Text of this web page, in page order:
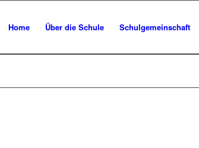
Home Über die Schule Schulgemeinschaft